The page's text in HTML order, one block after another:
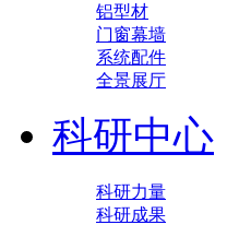
铝型材
门窗幕墙
系统配件
全景展厅
科研中心
科研力量
科研成果